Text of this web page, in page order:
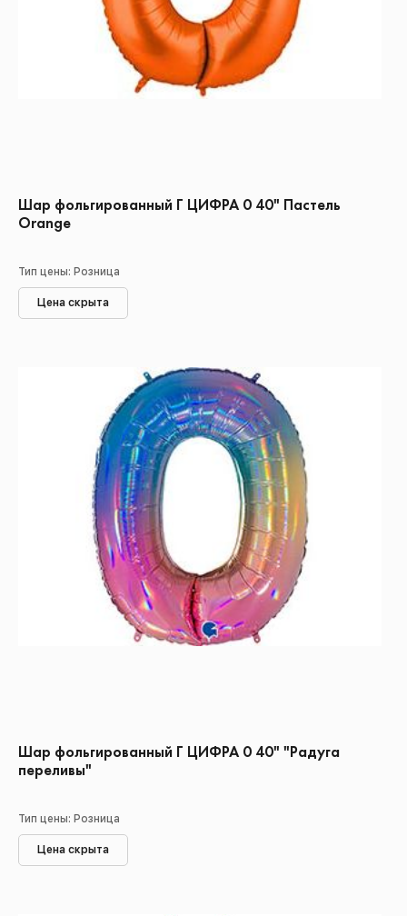
Шар фольгированный Г ЦИФРА 0 40" Пастель
Orange
Тип цены: Розница
Цена скрыта
Шар фольгированный Г ЦИФРА 0 40" "Радуга
переливы"
Тип цены: Розница
Цена скрыта